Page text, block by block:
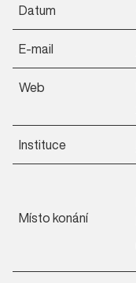
Datum
E-mail
Web
Instituce
Místo konání